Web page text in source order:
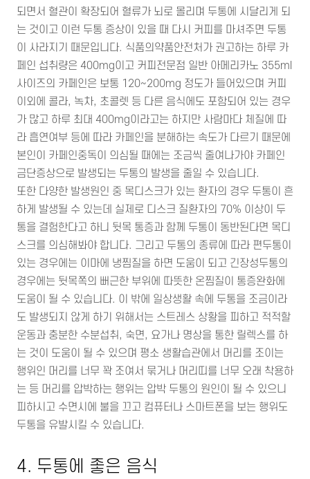
되면서 혈관이 확장되어 혈류가 뇌로 몰리며 두통에 시달리게 되
는 것이고 이런 두통 증상이 있을 때 다시 커피를 마셔주면 두통
이 사라지기 때문입니다. 식품의약품안전처가 권고하는 하루 카
페인 섭취량은 400mg이고 커피전문점 일반 아메리카노 355ml
사이즈의 카페인은 보통 120~200mg 정도가 들어있으며 커피
이외에 콜라, 녹차, 초콜렛 등 다른 음식에도 포함되어 있는 경우
가 많고 하루 최대 400mg이라고는 하지만 사람마다 체질에 따
라 흡연여부 등에 따라 카페인을 분해하는 속도가 다르기 때문에
본인이 카페인중독이 의심될 때에는 조금씩 줄여나가야 카페인
금단증상으로 발생되는 두통의 발생을 줄일 수 있습니다.
또한 다양한 발생원인 중 목디스크가 있는 환자의 경우 두통이 흔
하게 발생될 수 있는데 실제로 디스크 질환자의 70% 이상이 두
통을 결험한다고 하니 뒷목 통증과 함께 두통이 동반된다면 목디
스크를 의심해봐야 합니다. 그리고 두통의 종류에 따라 편두통이
있는 경우에는 이마에 냉찜질을 하면 도움이 되고 긴장성두통의
경우에는 뒷목쪽의 뻐근한 부위에 따뜻한 온찜질이 통증완화에
도움이 될 수 있습니다. 이 밖에 일상생활 속에 두통을 조금이라
도 발생되지 않게 하기 위해서는 스트레스 상황을 피하고 적적할
운동과 충분한 수분섭취, 숙면, 요가나 명상을 통한 릴렉스를 하
는 것이 도움이 될 수 있으며 평소 생활습관에서 머리를 조이는
행위인 머리를 너무 꽉 조여서 묶거나 머리띠를 너무 오래 착용하
는 등 머리를 압박하는 행위는 압박 두통의 원인이 될 수 있으니
피하시고 수면시에 불을 끄고 컴퓨터나 스마트폰을 보는 행위도
두통을 유발시킬 수 있습니다.
4. 두통에 좋은 음식